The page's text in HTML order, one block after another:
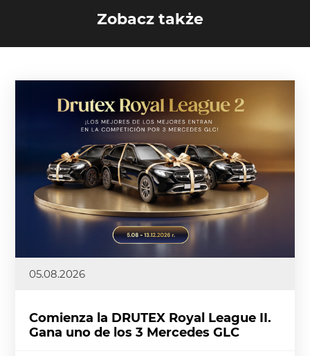
Zobacz także
05.08.2026
Comienza la DRUTEX Royal League II.
Gana uno de los 3 Mercedes GLC